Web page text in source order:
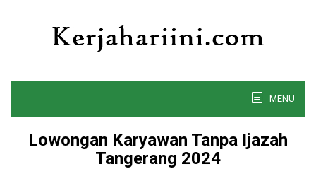
MENU
Lowongan Karyawan Tanpa Ijazah
Tangerang 2024